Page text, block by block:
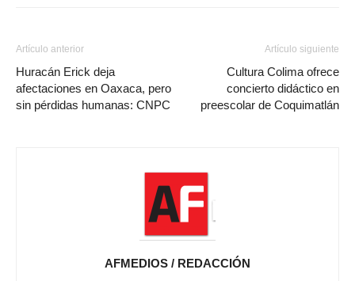
Artículo anterior
Huracán Erick deja
afectaciones en Oaxaca, pero
sin pérdidas humanas: CNPC
Artículo siguiente
Cultura Colima ofrece
concierto didáctico en
preescolar de Coquimatlán
AFMEDIOS / REDACCIÓN